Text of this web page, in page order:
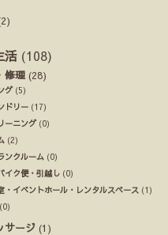
活 (108)
修理 (28)
グ(5)
ドリー (17)
ーニング(0)
(2)
ンクルーム (0)
イク便・引越し (0)
・イベントホール・レンタルスペース (1)
サージ (1)